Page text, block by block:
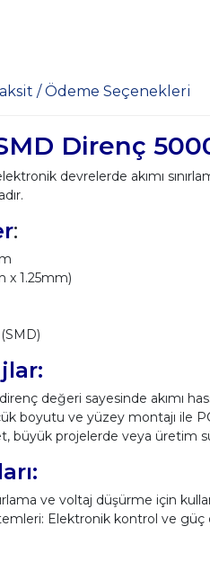
/ Ödeme Seçenekleri
Direnç
devrelerde akımı
:
x 1.25mm)
değeri sayesinde akımı
boyutu ve yüzey montajı ile
büyük projelerde veya üretim
ve voltaj düşürme için
Elektronik kontrol ve güç